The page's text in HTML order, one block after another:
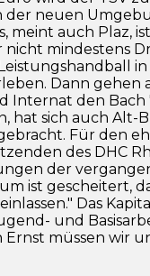
der neuen
meint auch Plaz,
nicht mindestens
Dann gehen
Internat den Bach
hat sich auch Alt-
Für den
des DHC
der
ist gescheitert,
Das
und
Ernst müssen wir